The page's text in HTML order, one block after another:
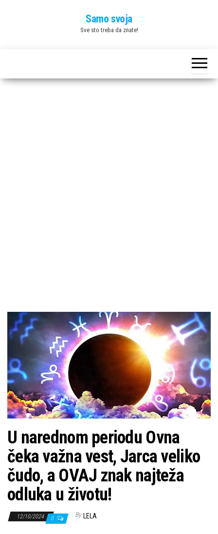
Samo svoja
Sve sto treba da znate!
U narednom periodu Ovna
čeka važna vest, Jarca veliko
čudo, a OVAJ znak najteža
odluka u životu!
12/10/2024 0 By LELA